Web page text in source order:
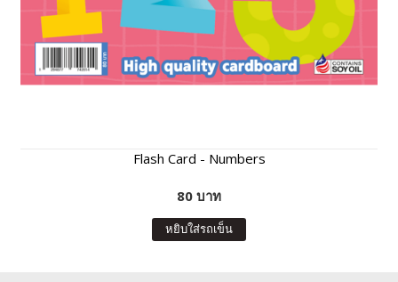
Flash Card - Numbers
80 บาท
หยิบใส่รถเข็น